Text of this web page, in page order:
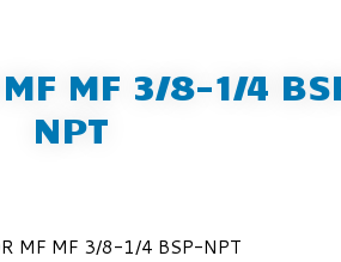
MF MF 3/8-1/4
NPT
MF MF 3/8-1/4 BSP-NPT